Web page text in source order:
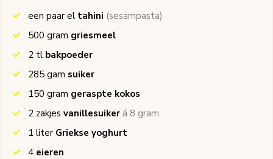
een paar el tahini (sesampasta)
500 gram griesmeel
2 tl bakpoeder
285 gam suiker
150 gram geraspte kokos
2 zakjes vanillesuiker á 8 gram
1 liter Griekse yoghurt
4 eieren